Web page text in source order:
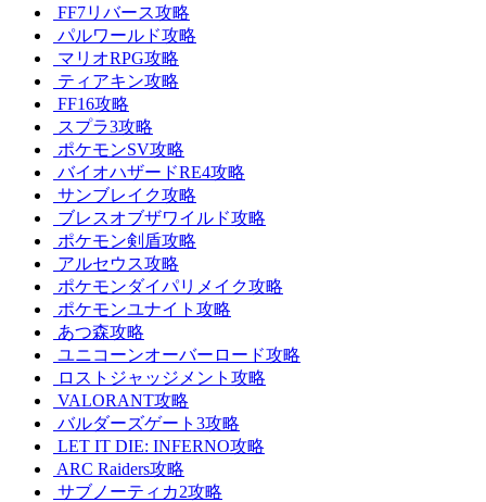
FF7リバース攻略
パルワールド攻略
マリオRPG攻略
ティアキン攻略
FF16攻略
スプラ3攻略
ポケモンSV攻略
バイオハザードRE4攻略
サンブレイク攻略
ブレスオブザワイルド攻略
ポケモン剣盾攻略
アルセウス攻略
ポケモンダイパリメイク攻略
ポケモンユナイト攻略
あつ森攻略
ユニコーンオーバーロード攻略
ロストジャッジメント攻略
VALORANT攻略
バルダーズゲート3攻略
LET IT DIE: INFERNO攻略
ARC Raiders攻略
サブノーティカ2攻略